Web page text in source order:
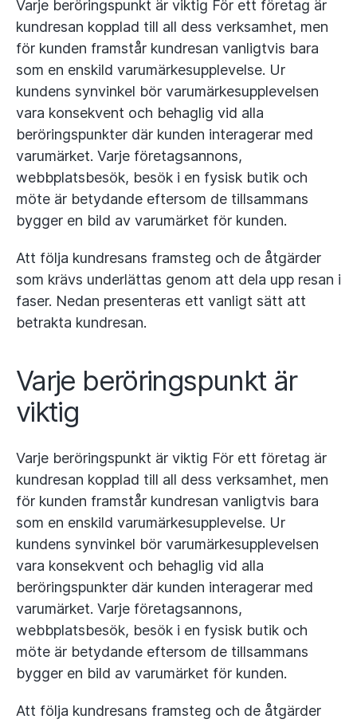
Varje beröringspunkt är viktig För ett företag är
kundresan kopplad till all dess verksamhet, men
för kunden framstår kundresan vanligtvis bara
som en enskild varumärkesupplevelse. Ur
kundens synvinkel bör varumärkesupplevelsen
vara konsekvent och behaglig vid alla
beröringspunkter där kunden interagerar med
varumärket. Varje företagsannons,
webbplatsbesök, besök i en fysisk butik och
möte är betydande eftersom de tillsammans
bygger en bild av varumärket för kunden.
Att följa kundresans framsteg och de åtgärder
som krävs underlättas genom att dela upp resan i
faser. Nedan presenteras ett vanligt sätt att
betrakta kundresan.
Varje beröringspunkt är
viktig
Varje beröringspunkt är viktig För ett företag är
kundresan kopplad till all dess verksamhet, men
för kunden framstår kundresan vanligtvis bara
som en enskild varumärkesupplevelse. Ur
kundens synvinkel bör varumärkesupplevelsen
vara konsekvent och behaglig vid alla
beröringspunkter där kunden interagerar med
varumärket. Varje företagsannons,
webbplatsbesök, besök i en fysisk butik och
möte är betydande eftersom de tillsammans
bygger en bild av varumärket för kunden.
Att följa kundresans framsteg och de åtgärder